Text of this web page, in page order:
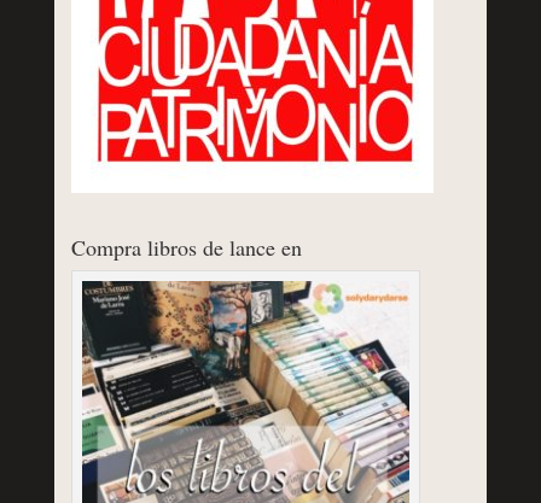
Compra libros de lance en